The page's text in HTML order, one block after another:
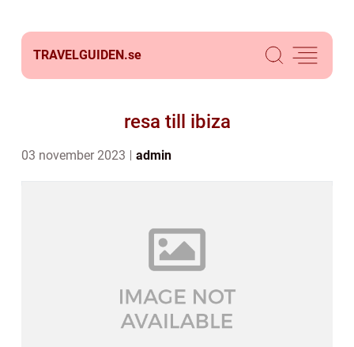
TRAVELGUIDEN.se
resa till ibiza
03 november 2023 admin